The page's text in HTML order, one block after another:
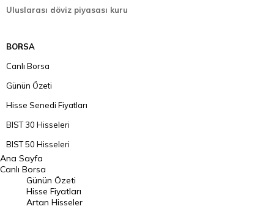
Uluslarası döviz piyasası kuru
BORSA
Canlı Borsa
Günün Özeti
Hisse Senedi Fiyatları
BIST 30 Hisseleri
BIST 50 Hisseleri
BIST 100 Hisseleri
En Çok Artan Hisseler
En Çok Düşen Hisseler
Ana Sayfa
Canlı Borsa
Günün Özeti
Hisse Fiyatları
Artan Hisseler